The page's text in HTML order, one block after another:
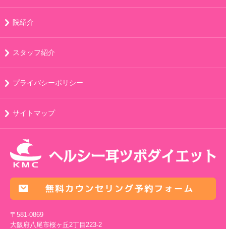
院紹介
スタッフ紹介
プライバシーポリシー
サイトマップ
〒581-0869
大阪府八尾市桜ヶ丘2丁目223-2